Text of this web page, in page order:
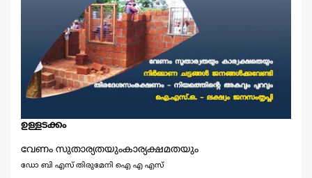
ഉള്ളടക്കം
വേണം സുതാര്യതയുംകാര്യക്ഷമതയും
ഡോ ബി എസ് തിരുമേനി ഐ എ എസ്